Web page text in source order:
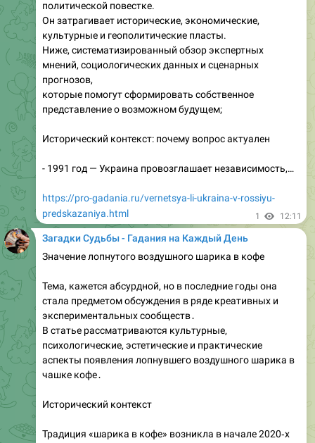
Загадки Судьбы - Гадания на Каждый День
Калашникова екатерина старый оскол гибель девушки
Дата публикации: 28 апреля 2026 г.
В начале весны 2026 г. в городе Тольятти (по данным
полиции) произошёл трагический инцидент, в
Петрова погибла от тяжёлых травм. Главным
Екатерина, 45‑летняя женщина, известная в районе
старых стеклянных осколков…
https://pro-gadania.ru/kalashnikova-ekaterina-staryj-
oskol-gibel-devushki.html
На кофейной чашке гуще что означает персик спелый
наливной
Гадание на кофейной гуще (тассеография,
тассеомантия, тассеология) – древнее искусство, в
котором человек ищет подсказки о прошлом,
настоящем и будущем, рассматривая узоры,
самых ярких и часто встречающихся образов является
наливным. Что же может означать такой символ? В